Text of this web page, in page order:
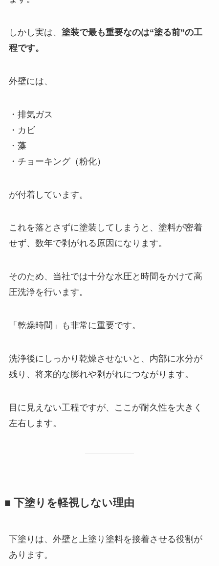
しかし実は、 塗装で最も重要なのは“塗る前”の工
程です。
外壁には、
・排気ガス
・カビ
・藻
・チョーキング（粉化）
が付着しています。
これを落とさずに塗装してしまうと、塗料が密着
せず、数年で剥がれる原因になります。
そのため、当社では十分な水圧と時間をかけて高
圧洗浄を行います。
「乾燥時間」も非常に重要です。
洗浄後にしっかり乾燥させないと、内部に水分が
残り、将来的な膨れや剥がれにつながります。
目に見えない工程ですが、ここが耐久性を大きく
左右します。
■ 下塗りを軽視しない理由
下塗りは、外壁と上塗り塗料を接着させる役割が
あります。